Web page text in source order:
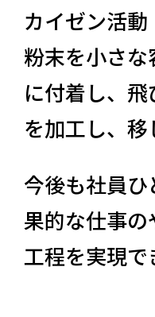
カイゼン活動
粉末を小さ
に付着し、
を加工し、
今後も社員
果的な仕事
工程を実現で